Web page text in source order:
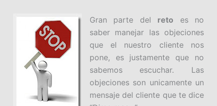
Gran parte del reto es no
saber manejar las objeciones
que el nuestro cliente nos
pone, es justamente que no
sabemos escuchar. Las
objeciones son unicamente un
mensaje del cliente que te dice